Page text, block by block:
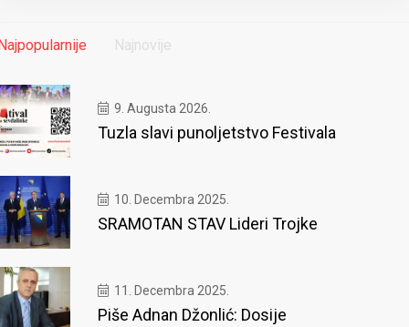
Najnovije
9. Augusta 2026.
Tuzla slavi punoljetstvo Festivala
10. Decembra 2025.
SRAMOTAN STAV Lideri Trojke
11. Decembra 2025.
Piše Adnan Džonlić: Dosije